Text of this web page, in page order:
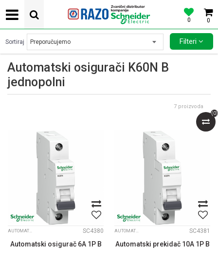
0
0
POVOLJNE CENE AUTOMATSKIH OSIGURACA SCHNEIDER ELECTRIC
(0)
Automatski osigurači K60N B
jednopolni
Sortiraj Filteri
7 proizvoda
AUTOMATSKI OSIGURAČI K60N B JEDNOPOLNI SC4380
Automatski osigurač 6A 1P B
AUTOMATSKI OSIGURAČI K60N B JEDNOPOLNI SC4381
Automatski prekidač 10A 1P B